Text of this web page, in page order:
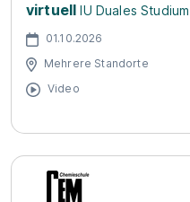
virtuell IU Duales Studium
01.10.2026
Mehrere Standorte
Video